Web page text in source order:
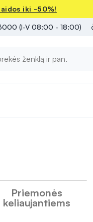
iki -50%!
(I-V 08:00 - 18:00)
Priemonės
keliaujantiems